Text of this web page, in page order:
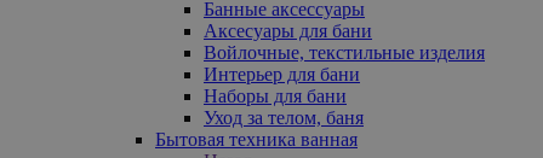
Банные аксессуары
Аксесуары для бани
Войлочные, текстильные изделия
Интерьер для бани
Наборы для бани
Уход за телом, баня
Бытовая техника ванная